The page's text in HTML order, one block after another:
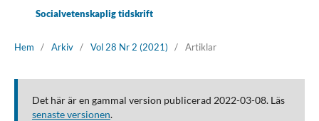
Socialvetenskaplig tidskrift
Hem / Arkiv / Vol 28 Nr 2 (2021) / Artiklar
Det här är en gammal version publicerad 2022-03-08. Läs
senaste versionen.